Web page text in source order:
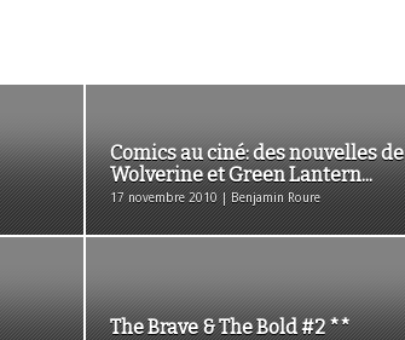
Comics au ciné: des nouvelles de
Wolverine et Green Lantern...
17 novembre 2010 | Benjamin Roure
The Brave & The Bold #2 **